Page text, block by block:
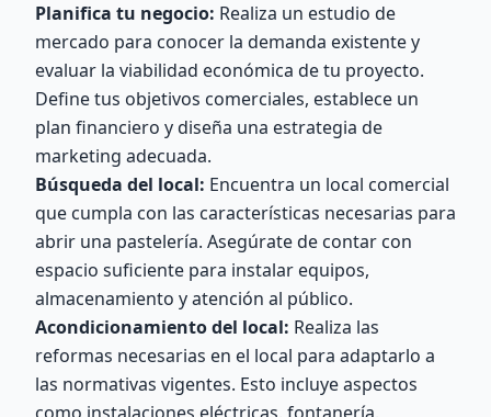
Planifica tu negocio: Realiza un estudio de
mercado para conocer la demanda existente y
evaluar la viabilidad económica de tu proyecto.
Define tus objetivos comerciales, establece un
plan financiero y diseña una estrategia de
marketing adecuada.
Búsqueda del local: Encuentra un local comercial
que cumpla con las características necesarias para
abrir una pastelería. Asegúrate de contar con
espacio suficiente para instalar equipos,
almacenamiento y atención al público.
Acondicionamiento del local: Realiza las
reformas necesarias en el local para adaptarlo a
las normativas vigentes. Esto incluye aspectos